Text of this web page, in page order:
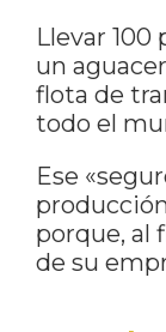
Llevar
un
flota de
todo el
Ese
porque, al
de su